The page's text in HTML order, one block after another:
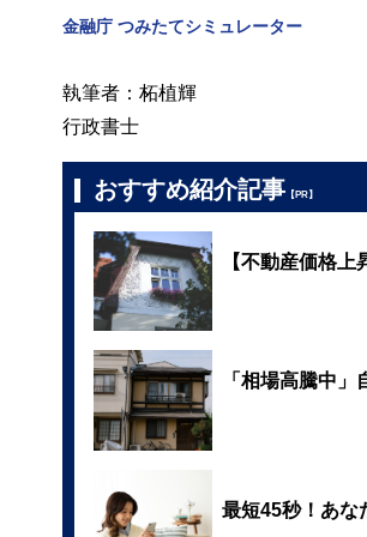
金融庁 つみたてシミュレーター
執筆者：柘植輝
行政書士
おすすめ紹介記事 【PR】
【不動産価格
「相場高騰中
最短45秒！あな